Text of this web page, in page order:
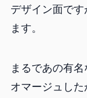
デザイン面で
ます。
まるであの有
オマージュした